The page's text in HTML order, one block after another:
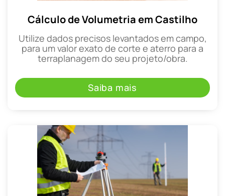
Cálculo de Volumetria em Castilho
Utilize dados precisos levantados em campo,
para um valor exato de corte e aterro para a
terraplanagem do seu projeto/obra.
Saiba mais